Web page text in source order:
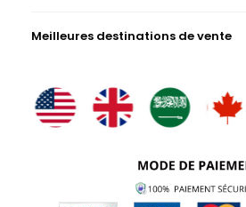
Meilleures destinations de vente